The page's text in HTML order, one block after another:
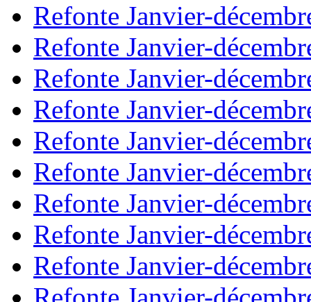
Refonte Janvier-
Refonte Janvier-
Refonte Janvier-
Refonte Janvier-
Refonte Janvier-
Refonte Janvier-
Refonte Janvier-
Refonte Janvier-
Refonte Janvier-